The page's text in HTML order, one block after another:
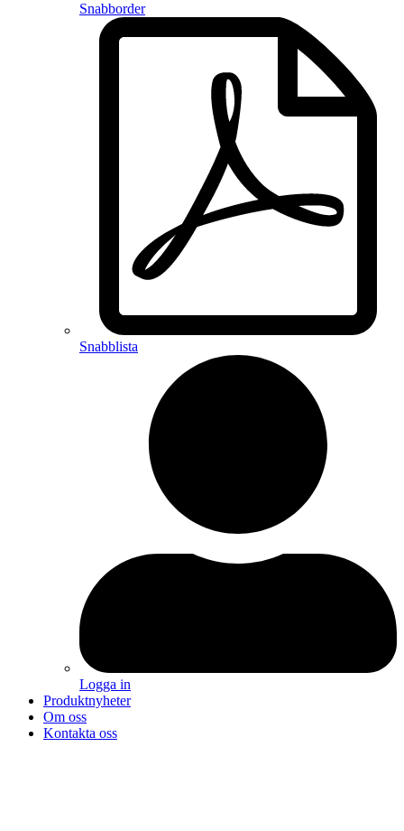
Snabborder
Snabblista
Logga in
Produktnyheter
Om oss
Kontakta oss